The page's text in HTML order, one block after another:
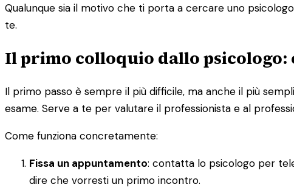
Qualunque sia il motivo che ti porta a cercare uno
te.
Il primo colloquio dallo psicologo:
Il primo passo è sempre il più difficile, ma anche il più
esame. Serve a te per valutare il professionista e al
Come funziona concretamente:
Fissa un appuntamento: contatta lo psicologo per
dire che vorresti un primo incontro.